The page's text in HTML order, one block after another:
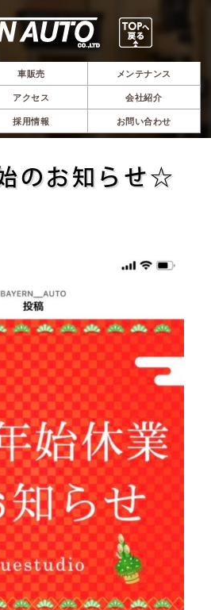
車販売 メンテナンス
アクセス 会社紹介
採用情報 お問い合わせ
のお知らせ☆